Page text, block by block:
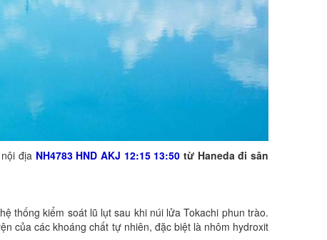
địa NH4783 HND AKJ 12:15 13:50 từ Haneda đi sân
thống kiểm soát lũ lụt sau khi núi lửa Tokachi phun trào.
của các khoáng chất tự nhiên, đặc biệt là nhôm hydroxit